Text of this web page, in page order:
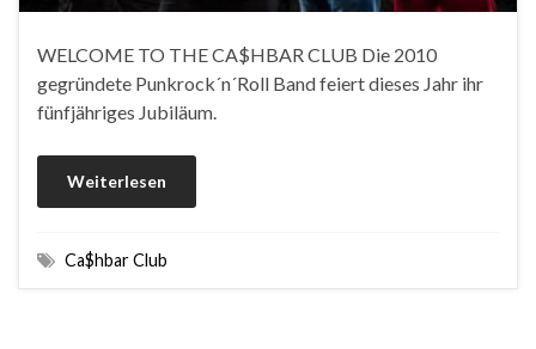
WELCOME TO THE CA$HBAR CLUB Die 2010
gegründete Punkrock´n´Roll Band feiert dieses Jahr ihr
fünfjähriges Jubiläum.
Weiterlesen
Ca$hbar Club